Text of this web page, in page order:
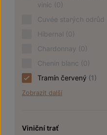
vinic (0)
Cuvée starých odrůd
Hibernal (0)
Chardonnay (0)
Chenin blanc (0)
Tramín červený (1)
Zobrazit další
Viniční trať